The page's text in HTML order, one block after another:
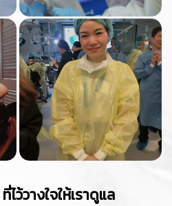
ว้วางใจให้เราดูแล